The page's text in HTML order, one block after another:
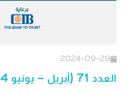
2024-09-29
العدد 71 (أبريل – يونيو 2024)